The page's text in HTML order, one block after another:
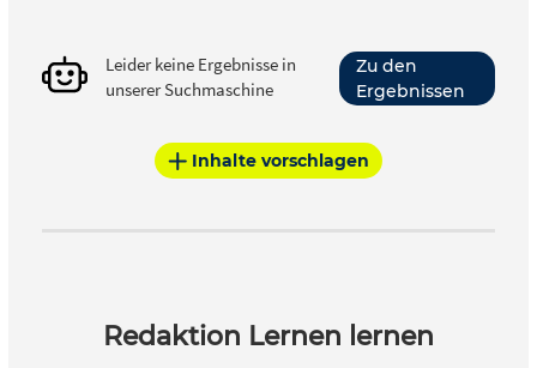
Durch die Operationalisierung von Lernzielen ist eine
Überprüfung des Lernerfolges möglich.
Leider keine Ergebnisse in
unserer Suchmaschine
Zu den
Ergebnissen
Inhalte vorschlagen
Redaktion Lernen lernen